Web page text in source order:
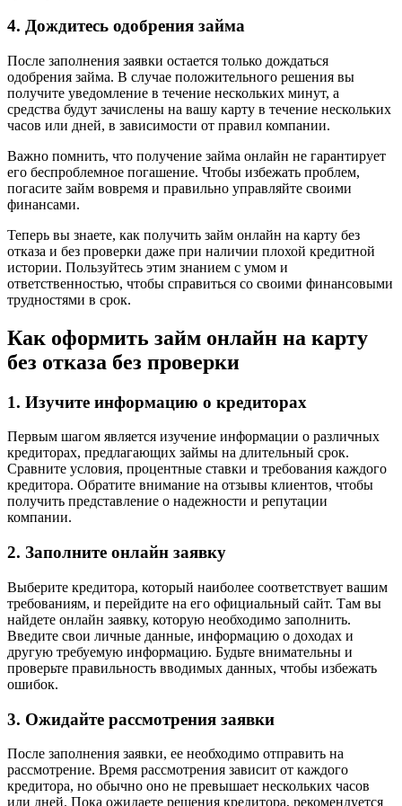
4. Дождитесь одобрения займа
После заполнения заявки остается только дождаться
одобрения займа. В случае положительного решения вы
получите уведомление в течение нескольких минут, а
средства будут зачислены на вашу карту в течение нескольких
часов или дней, в зависимости от правил компании.
Важно помнить, что получение займа онлайн не гарантирует
его беспроблемное погашение. Чтобы избежать проблем,
погасите займ вовремя и правильно управляйте своими
финансами.
Теперь вы знаете, как получить займ онлайн на карту без
отказа и без проверки даже при наличии плохой кредитной
истории. Пользуйтесь этим знанием с умом и
ответственностью, чтобы справиться со своими финансовыми
трудностями в срок.
Как оформить займ онлайн на карту
без отказа без проверки
1. Изучите информацию о кредиторах
Первым шагом является изучение информации о различных
кредиторах, предлагающих займы на длительный срок.
Сравните условия, процентные ставки и требования каждого
кредитора. Обратите внимание на отзывы клиентов, чтобы
получить представление о надежности и репутации
компании.
2. Заполните онлайн заявку
Выберите кредитора, который наиболее соответствует вашим
требованиям, и перейдите на его официальный сайт. Там вы
найдете онлайн заявку, которую необходимо заполнить.
Введите свои личные данные, информацию о доходах и
другую требуемую информацию. Будьте внимательны и
проверьте правильность вводимых данных, чтобы избежать
ошибок.
3. Ожидайте рассмотрения заявки
После заполнения заявки, ее необходимо отправить на
рассмотрение. Время рассмотрения зависит от каждого
кредитора, но обычно оно не превышает нескольких часов
или дней. Пока ожидаете решения кредитора, рекомендуется